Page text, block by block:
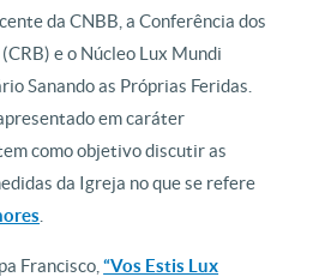
da CNBB, a Conferência dos
e o Núcleo Lux Mundi
Sanando as Próprias Feridas.
em caráter
como objetivo discutir as
da Igreja no que se refere
Francisco,“Vos Estis Lux